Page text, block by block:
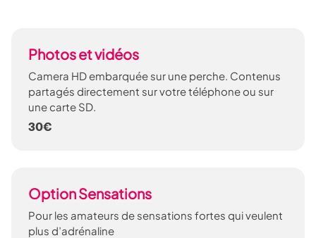
Photos et vidéos
Camera HD embarquée sur une perche. Contenus
partagés directement sur votre téléphone ou sur
une carte SD.
30€
Option Sensations
Pour les amateurs de sensations fortes qui veulent
plus d’adrénaline